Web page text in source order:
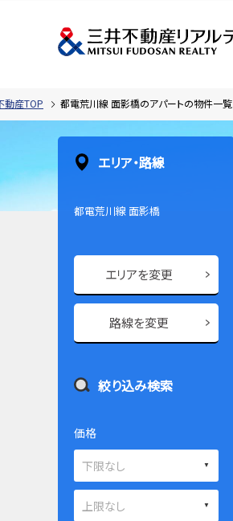
動産TOP
都電荒川線 面影橋のアパートの物件一覧
エリア・路線
都電荒川線 面影橋
エリアを変更
路線を変更
絞り込み検索
価格